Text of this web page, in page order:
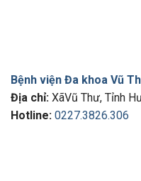
Bệnh viện Đa khoa Vũ
Địa chỉ: XãVũ Thư, Tỉnh
Hotline: 0227.3826.306